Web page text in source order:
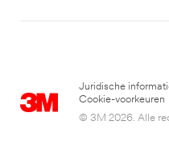
Juridische
Cookie-voorkeuren
© 3M 2026. Alle